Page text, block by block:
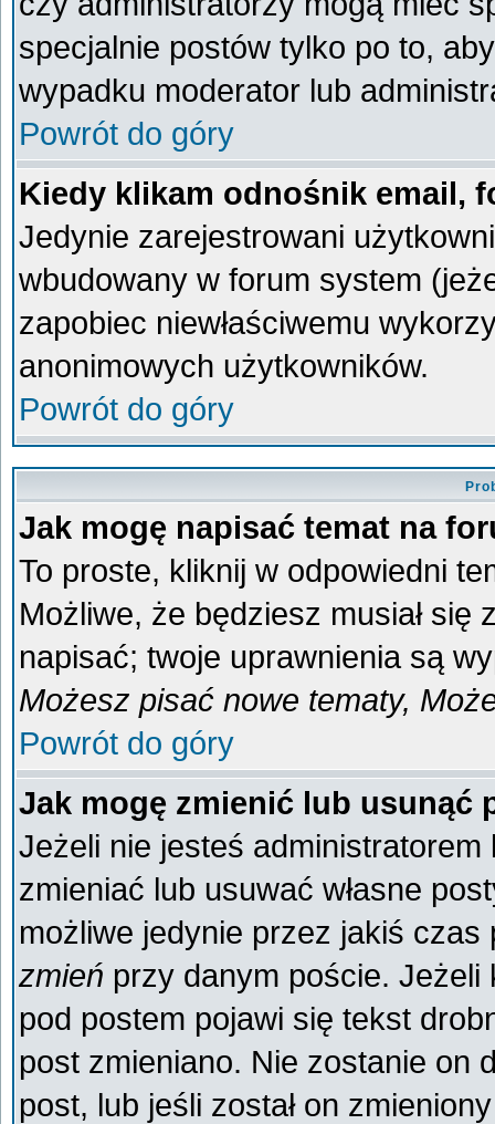
specjalnie postów tylko po to,
wypadku moderator lub
Powrót do góry
Kiedy klikam odnośnik email,
Jedynie zarejestrowani
wbudowany w forum system
zapobiec niewłaściwemu
anonimowych użytkowników.
Powrót do góry
Jak mogę napisać temat na
To proste, kliknij w odpowiedni
Możliwe, że będziesz musiał się
napisać; twoje uprawnienia są
Możesz pisać nowe tematy,
Powrót do góry
Jak mogę zmienić lub usunąć
Jeżeli nie jesteś
zmieniać lub usuwać własne
możliwe jedynie przez jakiś
zmień przy danym poście. Jeżeli
pod postem pojawi się tekst
post zmieniano. Nie zostanie on
post, lub jeśli został on